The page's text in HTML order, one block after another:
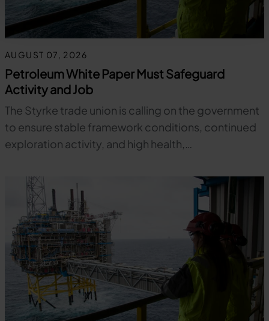
AUGUST 07, 2026
Petroleum White Paper Must Safeguard
Activity and Job
The Styrke trade union is calling on the government
to ensure stable framework conditions, continued
exploration activity, and high health,…